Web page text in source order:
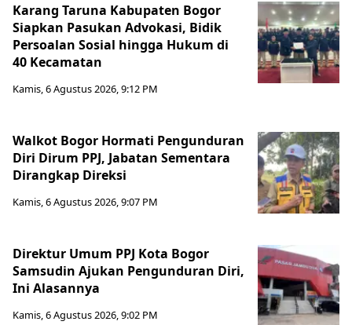
Karang Taruna Kabupaten Bogor
Siapkan Pasukan Advokasi, Bidik
Persoalan Sosial hingga Hukum di
40 Kecamatan
Kamis, 6 Agustus 2026, 9:12 PM
Walkot Bogor Hormati Pengunduran
Diri Dirum PPJ, Jabatan Sementara
Dirangkap Direksi
Kamis, 6 Agustus 2026, 9:07 PM
Direktur Umum PPJ Kota Bogor
Samsudin Ajukan Pengunduran Diri,
Ini Alasannya
Kamis, 6 Agustus 2026, 9:02 PM